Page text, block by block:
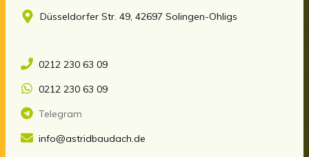
Düsseldorfer Str. 49, 42697 Solingen-Ohligs
0212 230 63 09
0212 230 63 09
Telegram
info@astridbaudach.de